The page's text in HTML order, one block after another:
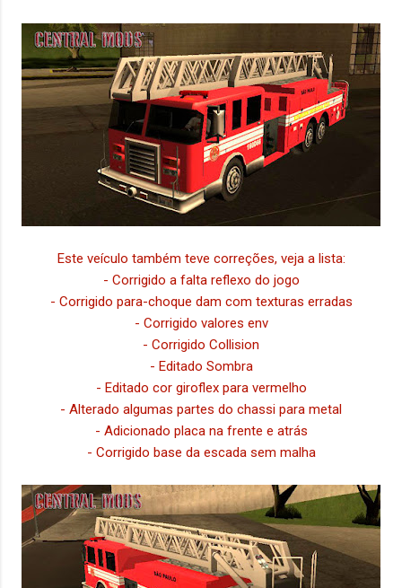
Este veículo também teve correções, veja a lista:
- Corrigido a falta reflexo do jogo
- Corrigido para-choque dam com texturas erradas
- Corrigido valores env
- Corrigido Collision
- Editado Sombra
- Editado cor giroflex para vermelho
- Alterado algumas partes do chassi para metal
- Adicionado placa na frente e atrás
- Corrigido base da escada sem malha